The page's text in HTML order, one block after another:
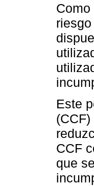
Este
CCF
que